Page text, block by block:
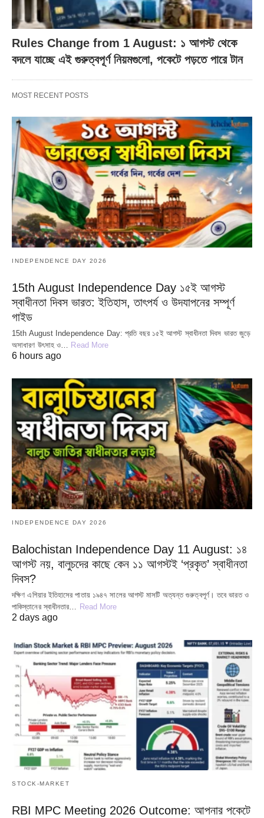
Rules Change from 1 August: ১ আগস্ট থেকে
বদলে যাচ্ছে এই গুরুত্বপূর্ণ নিয়মগুলো, পকেটে পড়তে পারে টান
MOST RECENT POSTS
INDEPENDENCE DAY 2026
15th August Independence Day ১৫ই আগস্ট
স্বাধীনতা দিবস ভারত: ইতিহাস, তাৎপর্য ও উদযাপনের সম্পূর্ণ
গাইড
15th August Independence Day: প্রতি বছর ১৫ই আগস্ট স্বাধীনতা দিবস ভারত জুড়ে
অসাধারণ উৎসাহ ও…
Read More
6 hours ago
INDEPENDENCE DAY 2026
Balochistan Independence Day 11 August: ১৪
আগস্ট নয়, বালুচদের কাছে কেন ১১ আগস্টই ‘প্রকৃত’ স্বাধীনতা
দিবস?
দক্ষিণ এশিয়ার ইতিহাসের পাতায় ১৯৪৭ সালের আগস্ট মাসটি অত্যন্ত গুরুত্বপূর্ণ। তবে ভারত ও
পাকিস্তানের স্বাধীনতার… Read More
2 days ago
STOCK-MARKET
RBI MPC Meeting 2026 Outcome: আপনার পকেটে